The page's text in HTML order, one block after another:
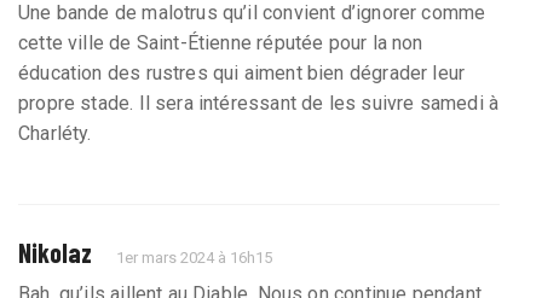
Une bande de malotrus qu’il convient d’ignorer comme
cette ville de Saint-Étienne réputée pour la non
éducation des rustres qui aiment bien dégrader leur
propre stade. Il sera intéressant de les suivre samedi à
Charléty.
Nikolaz 1er mars 2024 à 16h15